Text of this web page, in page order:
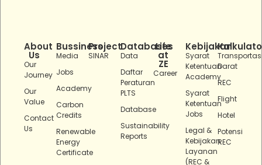
About
Us
Our
Journey
Our
Value
Contact
Us
Bussiness
Media
Jobs
Academy
Carbon
Credits
Renewable
Energy
Certificate
Project
SINAR
Databases
Data
Daftar
Peraturan
PLTS
Database
Sustainability
Reports
Life
at
ZE
Career
Kebijakan
Syarat
Ketentuan
Academy
Syarat
Ketentuan
Jobs
Legal &
Kebijakan
Layanan
(REC &
Darat
REC
Flight
Hotel
Potensi
REC